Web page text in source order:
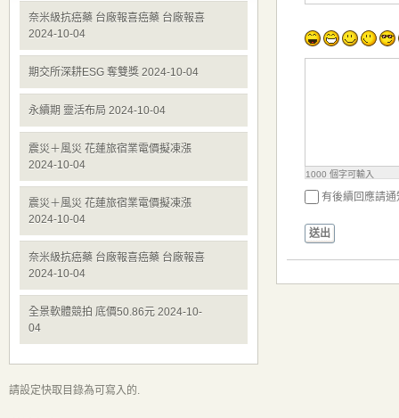
1000 個字可輸入
有後續回應請通
送出
奈米級抗癌藥 台廠報喜癌藥 台廠報喜
2024-10-04
期交所深耕ESG 奪雙獎 2024-10-04
永續期 靈活布局 2024-10-04
震災＋風災 花蓮旅宿業電價擬凍漲
2024-10-04
震災＋風災 花蓮旅宿業電價擬凍漲
2024-10-04
奈米級抗癌藥 台廠報喜癌藥 台廠報喜
2024-10-04
全景軟體競拍 底價50.86元 2024-10-
04
請設定快取目錄為可寫入的.